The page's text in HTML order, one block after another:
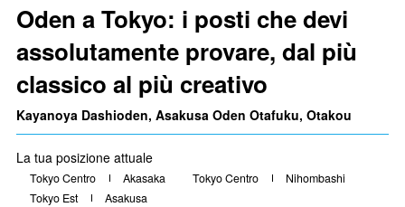
Oden a Tokyo: i posti che devi
assolutamente provare, dal più
classico al più creativo
Kayanoya Dashioden, Asakusa Oden Otafuku, Otakou
La tua posizione attuale
Tokyo Centro Akasaka Tokyo Centro
Nihombashi
Tokyo Est
Asakusa